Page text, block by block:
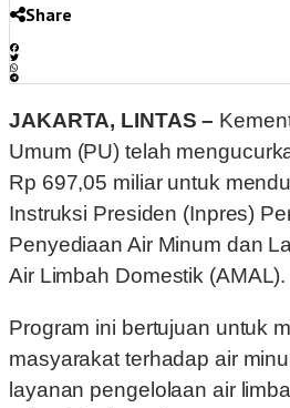
Share
JAKARTA, LINTAS –
Umum (PU) telah
Rp 697,05 miliar untuk
Instruksi Presiden (Inpres)
Penyediaan Air Minum dan
Air Limbah Domestik (AMAL).
Program ini bertujuan untuk
masyarakat terhadap air
layanan pengelolaan air